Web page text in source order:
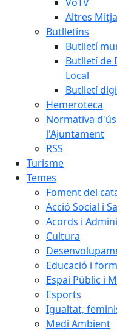
Altres
Butlletins
Butlletí
Butlletí de
Local
Butlletí
Hemeroteca
Normativa
l'Ajuntament
RSS
Turisme
Temes
Foment del
Acció Social i
Acords i
Cultura
Educació i
Espai Públic i
Esports
Igualtat,
Medi Ambient